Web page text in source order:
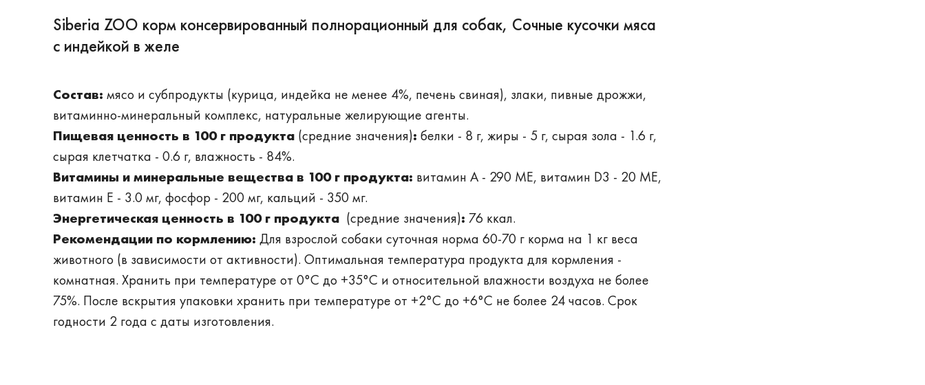
Siberia ZOO корм консервированный полнорационный для собак, Сочные кусочки мяса
с индейкой в желе
Состав: мясо и субпродукты (курица, индейка не менее 4%, печень свиная), злаки, пивные дрожжи,
витаминно-минеральный комплекс, натуральные желирующие агенты.
Пищевая ценность в 100 г продукта (средние значения): белки - 8 г, жиры - 5 г, сырая зола - 1.6 г,
сырая клетчатка - 0.6 г, влажность - 84%.
Витамины и минеральные вещества в 100 г продукта: витамин А - 290 МЕ, витамин D3 - 20 МЕ,
витамин Е - 3.0 мг, фосфор - 200 мг, кальций - 350 мг.
Энергетическая ценность в 100 г продукта (средние значения): 76 ккал.
Рекомендации по кормлению: Для взрослой собаки суточная норма 60-70 г корма на 1 кг веса
животного (в зависимости от активности). Оптимальная температура продукта для кормления -
комнатная. Хранить при температуре от 0°C до +35°C и относительной влажности воздуха не более
75%. После вскрытия упаковки хранить при температуре от +2°C до +6°C не более 24 часов. Срок
годности 2 года с даты изготовления.